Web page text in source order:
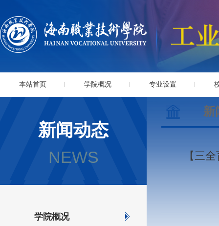
本站首页 学院概况 专业设置
新闻动态
NEWS
学院概况
新
【三